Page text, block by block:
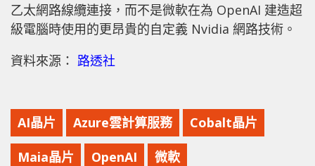
乙太網路線纜連接，而不是微軟在為 OpenAI 建造超
級電腦時使用的更昂貴的自定義 Nvidia 網路技術。
資料來源： 路透社
AI晶片 Azure雲計算服務 Cobalt晶片
Maia晶片 OpenAI 微軟